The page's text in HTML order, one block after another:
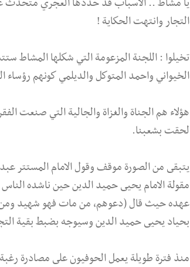
التجار وانتهت الحكاية !
تخيلوا : اللجنة المزعومة التي شكلها المشاط
الخيواني واحمد المتوكل والديلمي كونهم رؤساء
هؤلاء هم الجناة والغزاة والجالية التي صنعت
لحقت بشعبنا.
يتبقى من الصورة موقف وقول الامام المستتر
مقولة الامام يحيى حميد الدين حين ناشده
عهده حيث قال (دعوهم، من مات فهو شهيد ومن
بحياد يحيى حميد الدين وسيوجه بضبط بقية
منذ فترة طويلة يعمل الحوفيون على مصادرة